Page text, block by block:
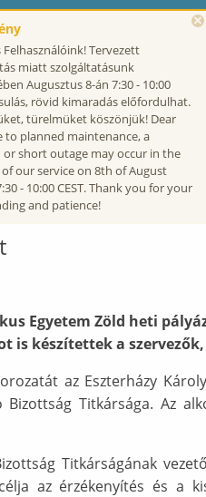
Felhasználóink! Tervezett
miatt szolgáltatásunk
Augusztus 8-án 7:30 - 10:00
rövid kimaradás előfordulhat.
türelmüket köszönjük! Dear
to planned maintenance, a
short outage may occur in the
our service on 8th of August
- 10:00 CEST. Thank you for your
and patience!
×
EGYETEM Egyetem
Egyetem Zöld heti
is készítettek a
az Eszterházy
Titkársága. Az
Titkárságának
az érzékenyítés és a